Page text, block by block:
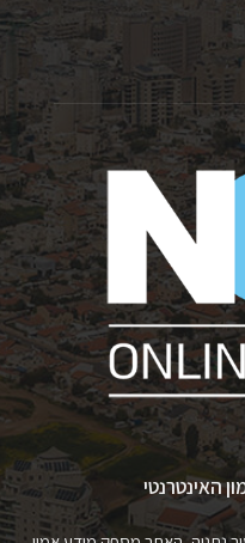
האינטרנטי